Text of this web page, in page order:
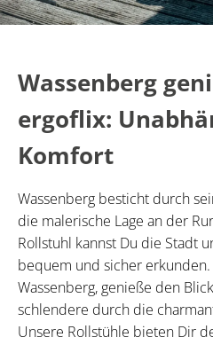
Wassenberg
ergoflix:
Komfort
Wassenberg besticht durch
die malerische Lage an der
Rollstuhl kannst Du die Stadt
bequem und sicher erkunden.
Wassenberg, genieße den
schlendere durch die
Unsere Rollstühle bieten Dir